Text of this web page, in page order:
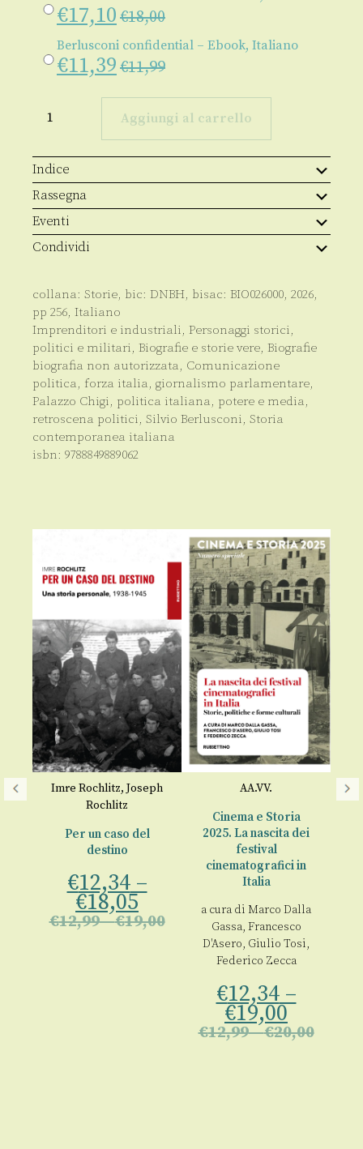
€17,10 €18,00
Berlusconi confidential – Ebook, Italiano
€11,39 €11,99
confidential
Aggiungi al carrello
Indice
Rassegna
Eventi
Condividi
collana: Storie, bic: DNBH, bisac: BIO026000, 2026,
pp 256, Italiano
Imprenditori e industriali, Personaggi storici,
politici e militari, Biografie e storie vere, Biografie
biografia non autorizzata, Comunicazione
politica, forza italia, giornalismo parlamentare,
Palazzo Chigi, politica italiana, potere e media,
retroscena politici, Silvio Berlusconi, Storia
contemporanea italiana
isbn: 9788849889062
Imre Rochlitz, Joseph
Rochlitz
Per un caso del
destino
€12,34–
€18,05
€12,99–€19,00
AA.VV.
Cinema e Storia
2025. La nascita dei
festival
cinematografici in
Italia
a cura di Marco Dalla
Gassa, Francesco
D'Asero, Giulio Tosi,
Federico Zecca
€12,34–
€19,00
€12,99–€20,00